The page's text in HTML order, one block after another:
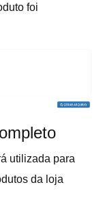
foi
utilizada para
da loja